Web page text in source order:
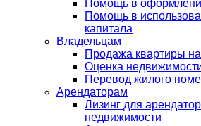
Помощь в
Помощь в
капитала
Владельцам
Продажа квартиры
Оценка
Перевод жилого
Арендаторам
Лизинг для
недвижимости